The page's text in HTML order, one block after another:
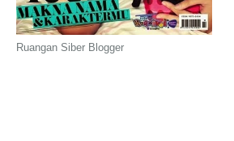
Ruangan Siber Blogger